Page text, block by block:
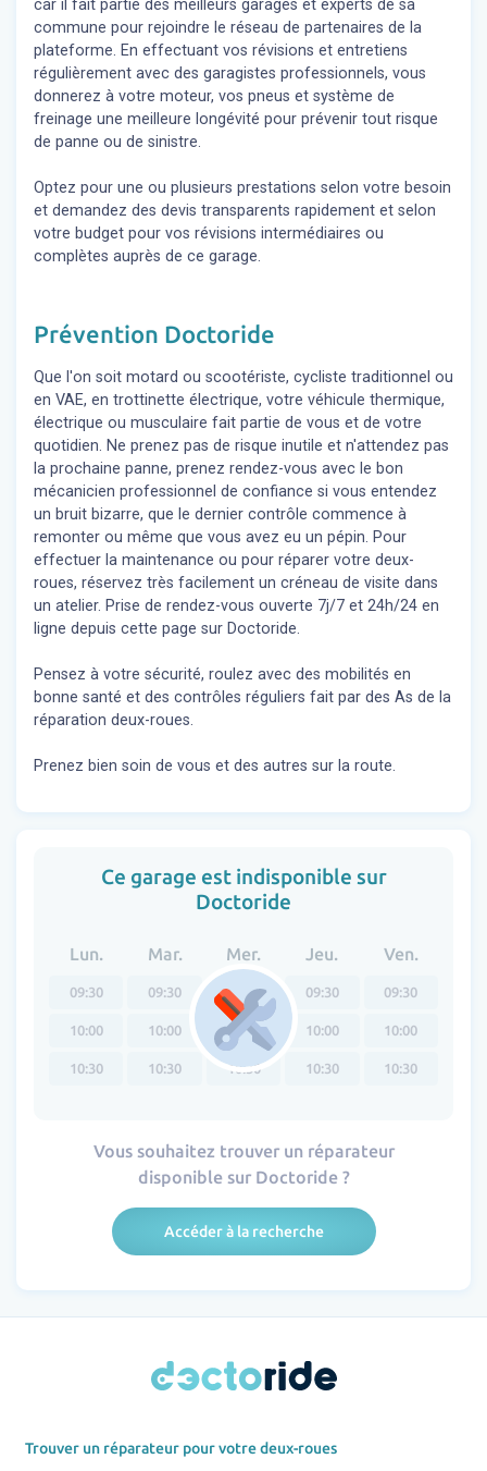
car il fait partie des meilleurs garages et experts de sa
commune pour rejoindre le réseau de partenaires de la
plateforme. En effectuant vos révisions et entretiens
régulièrement avec des garagistes professionnels, vous
donnerez à votre moteur, vos pneus et système de
freinage une meilleure longévité pour prévenir tout risque
de panne ou de sinistre.
Optez pour une ou plusieurs prestations selon votre besoin
et demandez des devis transparents rapidement et selon
votre budget pour vos révisions intermédiaires ou
complètes auprès de ce garage.
Prévention Doctoride
Que l'on soit motard ou scootériste, cycliste traditionnel ou
en VAE, en trottinette électrique, votre véhicule thermique,
électrique ou musculaire fait partie de vous et de votre
quotidien. Ne prenez pas de risque inutile et n'attendez pas
la prochaine panne, prenez rendez-vous avec le bon
mécanicien professionnel de confiance si vous entendez
un bruit bizarre, que le dernier contrôle commence à
remonter ou même que vous avez eu un pépin. Pour
effectuer la maintenance ou pour réparer votre deux-
roues, réservez très facilement un créneau de visite dans
un atelier. Prise de rendez-vous ouverte 7j/7 et 24h/24 en
ligne depuis cette page sur Doctoride.
Pensez à votre sécurité, roulez avec des mobilités en
bonne santé et des contrôles réguliers fait par des As de la
réparation deux-roues.
Prenez bien soin de vous et des autres sur la route.
Ce garage est indisponible sur
Doctoride
Lun.
09:30
10:00
10:30
Mar.
09:30
10:00
10:30
Mer.
09:30
10:00
10:30
Jeu.
09:30
10:00
10:30
Ven.
09:30
10:00
10:30
Vous souhaitez trouver un réparateur
disponible sur Doctoride ?
Accéder à la recherche
Trouver un réparateur pour votre deux-roues